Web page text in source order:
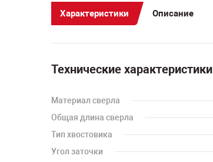
Характеристики Описание
Технические характеристики
Материал сверла
Общая длина сверла
Тип хвостовика
Угол заточки